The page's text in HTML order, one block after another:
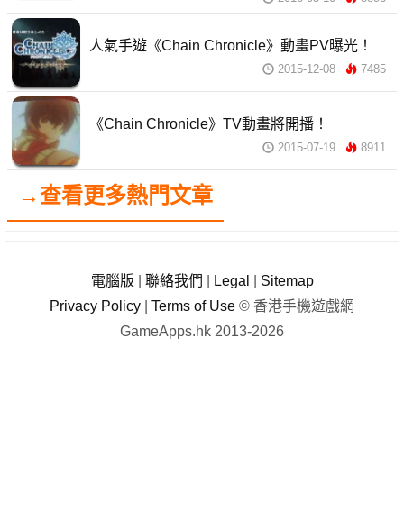
人氣手遊《Chain Chronicle》動畫PV曝光！
2015-12-08 7485
《Chain Chronicle》TV動畫將開播！
2015-07-19 8911
→查看更多熱門文章
電腦版 聯絡我們 Legal
Sitemap
Privacy Policy
Terms of Use © 香港手機遊戲網
GameApps.hk 2013-2026